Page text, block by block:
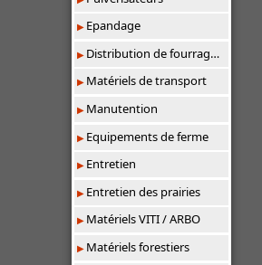
Epandage
Distribution de fourrages/paillage
Matériels de transport
Manutention
Equipements de ferme
Entretien
Entretien des prairies
Matériels VITI / ARBO
Matériels forestiers